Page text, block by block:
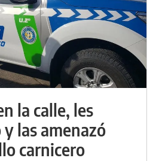
la calle, les
las amenazó
carnicero